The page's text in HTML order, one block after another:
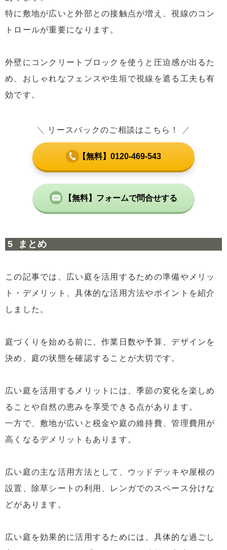
特に敷地が広いと外部との接触点が増え、視線のコン
トロールが重要になります。
外壁にコンクリートブロックを使うと圧迫感が出るた
め、おしゃれなフェンスや生垣で視線を遮る工夫も有
効です。
＼ リースバックのご相談はこちら！ ／
【無料】0120-469-543
【無料】フォームで問合せする
まとめ
この記事では、広い庭を活用するための準備やメリッ
ト・デメリット、具体的な活用方法やポイントを紹介
しました。
庭づくりを始める前に、作業日数や予算、デザインを
決め、庭の状態を確認することが大切です。
広い庭を活用するメリットには、季節の変化を楽しめ
ることや自然の恵みを享受できる点があります。
一方で、敷地が広いと税金や庭の維持費、管理費用が
高くなるデメリットもあります。
広い庭の主な活用方法として、ウッドデッキや屋根の
設置、除草シートの利用、レンガでのスペース分けな
どがあります。
広い庭を効果的に活用するためには、具体的な過ごし